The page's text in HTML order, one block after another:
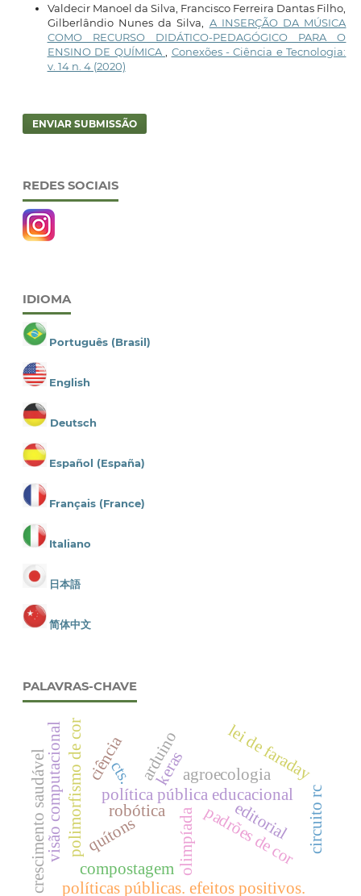
Valdecir Manoel da Silva, Francisco Ferreira Dantas Filho,
Gilberlândio Nunes da Silva, A INSERÇÃO DA MÚSICA
COMO RECURSO DIDÁTICO-PEDAGÓGICO PARA O
ENSINO DE QUÍMICA
Conexões - Ciência e Tecnologia:
v. 14 n. 4 (2020)
ENVIAR SUBMISSÃO
REDES SOCIAIS
IDIOMA
Português (Brasil)
English
Deutsch
Español (España)
Français (France)
Italiano
日本語
简体中文
PALAVRAS-CHAVE
editorial
olimpíada
política pública educacional
padrões de cor
polimorfismo de cor quítons
robótica
visão computacional keras
crescimento saudável políticas públicas. efeitos positivos.
cts. agroecologia
compostagem
lei de faraday
ciência arduino
circuito rc